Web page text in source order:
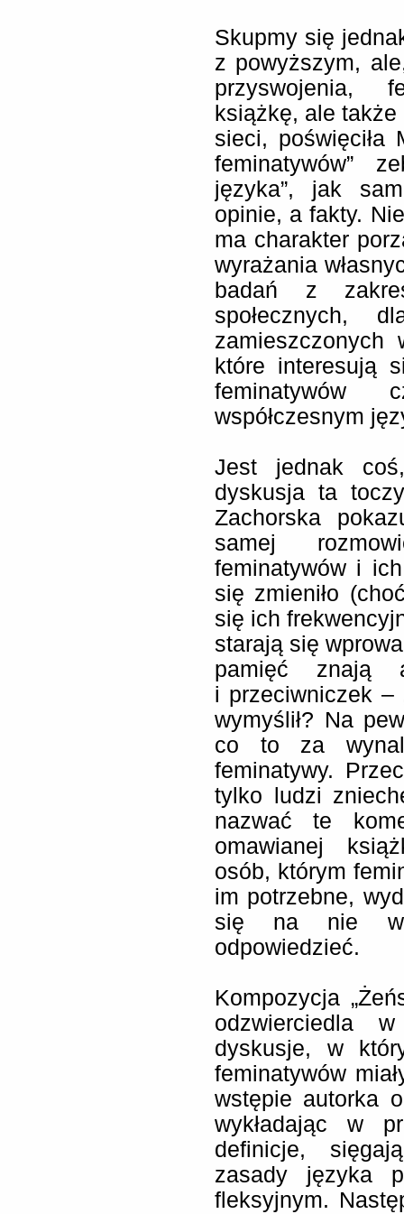
Skupmy się
z powyższym,
przyswojenia,
książkę, ale
sieci, poświęciła
feminatywów”
języka”, jak
opinie, a fakty.
ma charakter
wyrażania
badań z
społecznych,
które interesują
współczesnym
Jest jednak
dyskusja ta
Zachorska
samej
feminatywów i
się zmieniło
się ich
starają się
pamięć znają
i przeciwniczek –
wymyślił? Na
co to za
feminatywy.
tylko ludzi
nazwać te
omawianej
osób, którym
im potrzebne,
się na nie w
odpowiedzieć.
Kompozycja
odzwierciedla
dyskusje, w
feminatywów
wstępie autorka
wykładając w
definicje,
zasady języka
fleksyjnym.